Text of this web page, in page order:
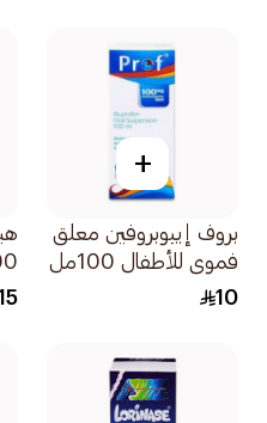
+
بروف إيبوبروفين معلق
فموي للأطفال 100مل
10